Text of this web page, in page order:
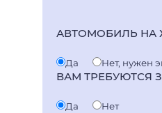
АВТОМОБИЛЬ НА
Да Нет, нужен
ВАМ ТРЕБУЮТСЯ
Да Нет